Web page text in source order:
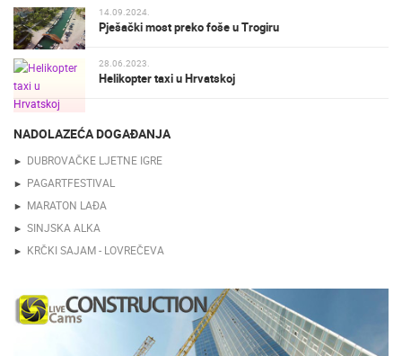
14.09.2024.
Pješački most preko foše u Trogiru
28.06.2023.
Helikopter taxi u Hrvatskoj
NADOLAZEĆA DOGAĐANJA
DUBROVAČKE LJETNE IGRE
PAGARTFESTIVAL
MARATON LAĐA
SINJSKA ALKA
KRČKI SAJAM - LOVREČEVA